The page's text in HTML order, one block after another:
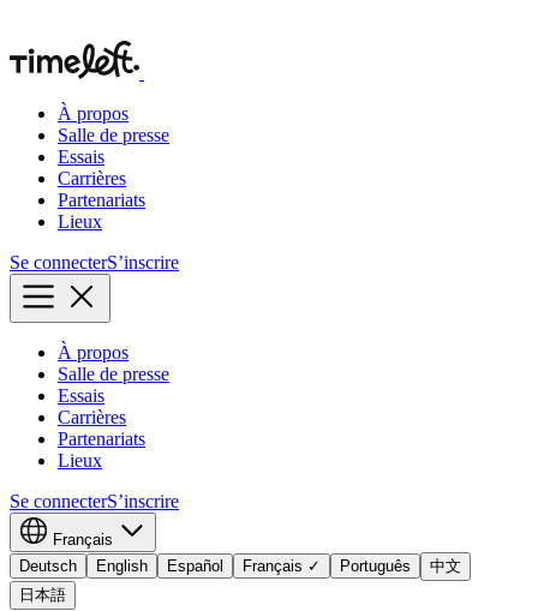
À propos
Salle de presse
Essais
Carrières
Partenariats
Lieux
Se connecterS’inscrire
À propos
Salle de presse
Essais
Carrières
Partenariats
Lieux
Se connecterS’inscrire
Français
Deutsch
English Español Français ✓ Português
中文
日本語